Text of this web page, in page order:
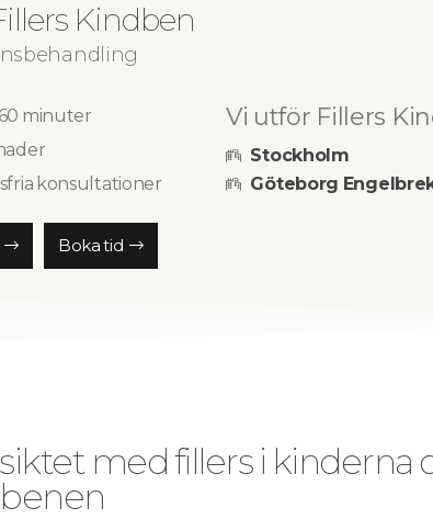
Kindben
minuter​
konsultationer
Vi utför Fillers
Stockholm
Göteborg
Boka tid
med fillers i kinderna